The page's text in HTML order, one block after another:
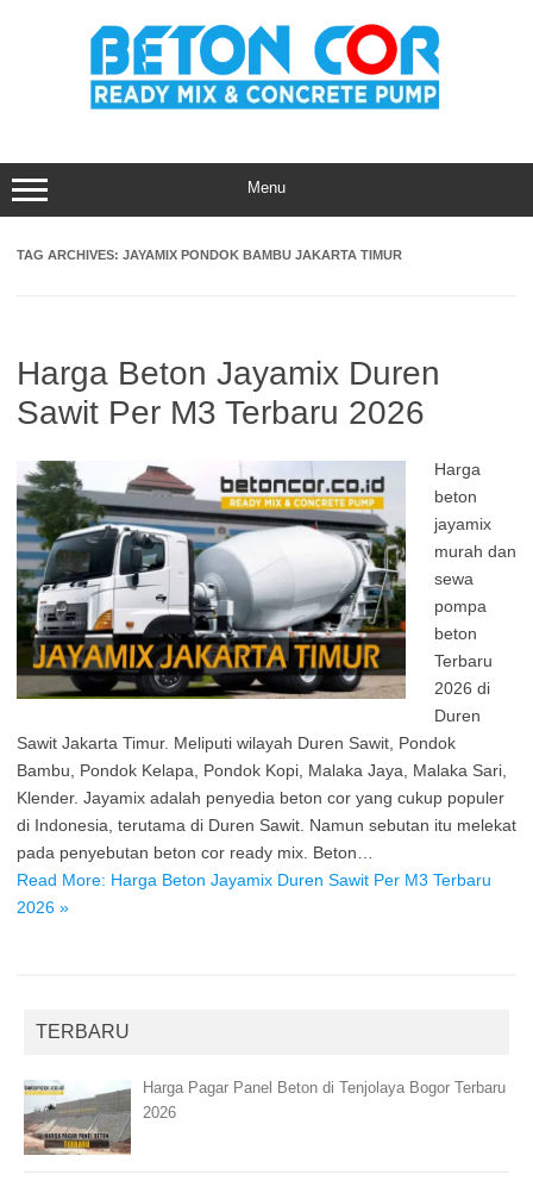
Menu
TAG ARCHIVES: JAYAMIX PONDOK BAMBU JAKARTA TIMUR
Harga Beton Jayamix Duren
Sawit Per M3 Terbaru 2026
Harga
beton
jayamix
murah dan
sewa
pompa
beton
Terbaru
2026 di
Duren
Sawit Jakarta Timur. Meliputi wilayah Duren Sawit, Pondok
Bambu, Pondok Kelapa, Pondok Kopi, Malaka Jaya, Malaka Sari,
Klender. Jayamix adalah penyedia beton cor yang cukup populer
di Indonesia, terutama di Duren Sawit. Namun sebutan itu melekat
pada penyebutan beton cor ready mix. Beton…
Read More: Harga Beton Jayamix Duren Sawit Per M3 Terbaru
2026 »
TERBARU
Harga Pagar Panel Beton di Tenjolaya Bogor Terbaru
2026